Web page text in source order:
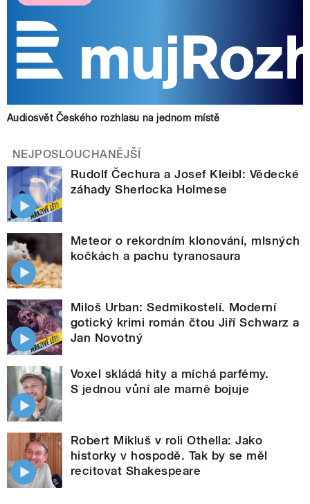
Audiosvět Českého rozhlasu na jednom místě
NEJPOSLOUCHANĚJŠÍ
Rudolf Čechura a Josef Kleibl: Vědecké
záhady Sherlocka Holmese
Meteor o rekordním klonování, mlsných
kočkách a pachu tyranosaura
Miloš Urban: Sedmikostelí. Moderní
gotický krimi román čtou Jiří Schwarz a
Jan Novotný
Voxel skládá hity a míchá parfémy.
S jednou vůní ale marně bojuje
Robert Mikluš v roli Othella: Jako
historky v hospodě. Tak by se měl
recitovat Shakespeare